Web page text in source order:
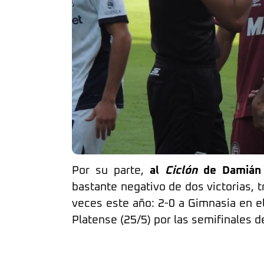
Por su parte, al Ciclónde Damián
bastante negativo de dos victorias,
veces este año: 2-0 a Gimnasia en
Platense (25/5) por las semifinales